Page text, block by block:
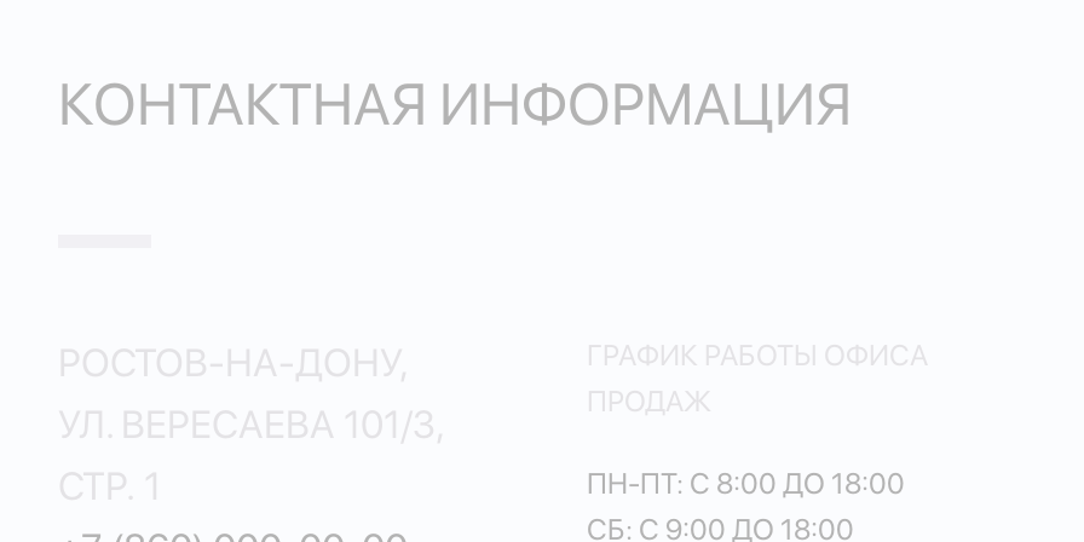
КОНТАКТНАЯ ИНФОРМАЦИЯ
РОСТОВ-НА-ДОНУ,
УЛ. ВЕРЕСАЕВА 101/3,
СТР. 1
ГРАФИК РАБОТЫ ОФИСА
ПРОДАЖ
ПН-ПТ: С 8:00 ДО 18:00
СБ: С 9:00 ДО 18:00